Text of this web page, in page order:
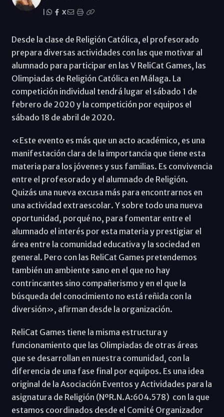
X
Desde la clase de Religión Católica, el profesorado
prepara diversas actividades con las que motivar al
alumnado para participar en las V ReliCat Games, las
Olimpiadas de Religión Católica en Málaga. La
competición individual tendrá lugar el sábado 1 de
febrero de 2020 y la competición por equipos el
sábado 18 de abril de 2020.
«Este evento es más que un acto académico, es una
manifestación clara de la importancia que tiene esta
materia para los jóvenes y sus familias. Es convivencia
entre el profesorado y el alumnado de Religión.
Quizás una nueva excusa más para encontrarnos en
una actividad extraescolar. Y sobre todo una nueva
oportunidad, porqué no, para fomentar entre el
alumnado el interés por esta materia y prestigiar el
área entre la comunidad educativa y la sociedad en
general. Pero con las ReliCat Games pretendemos
también un ambiente sano en el que no hay
contrincantes sino compañerismo y en el que la
búsqueda del conocimiento no está reñida con la
diversión», afirman desde la organización.
ReliCat Games tiene la misma estructura y
funcionamiento que las Olimpiadas de otras áreas
que se desarrollan en nuestra comunidad, con la
diferencia de una fase final por equipos. Es una idea
original de la Asociación Eventos y Actividades para la
asignatura de Religión (NºR.N.A:604.578) con la que
estamos coordinados desde el Comité Organizador